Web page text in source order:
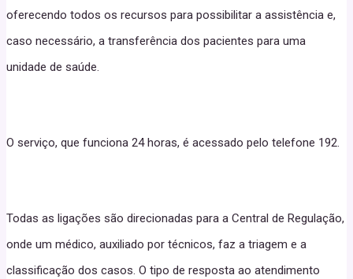
oferecendo todos os recursos para possibilitar a assistência e,
caso necessário, a transferência dos pacientes para uma
unidade de saúde.
O serviço, que funciona 24 horas, é acessado pelo telefone 192.
Todas as ligações são direcionadas para a Central de Regulação,
onde um médico, auxiliado por técnicos, faz a triagem e a
classificação dos casos. O tipo de resposta ao atendimento